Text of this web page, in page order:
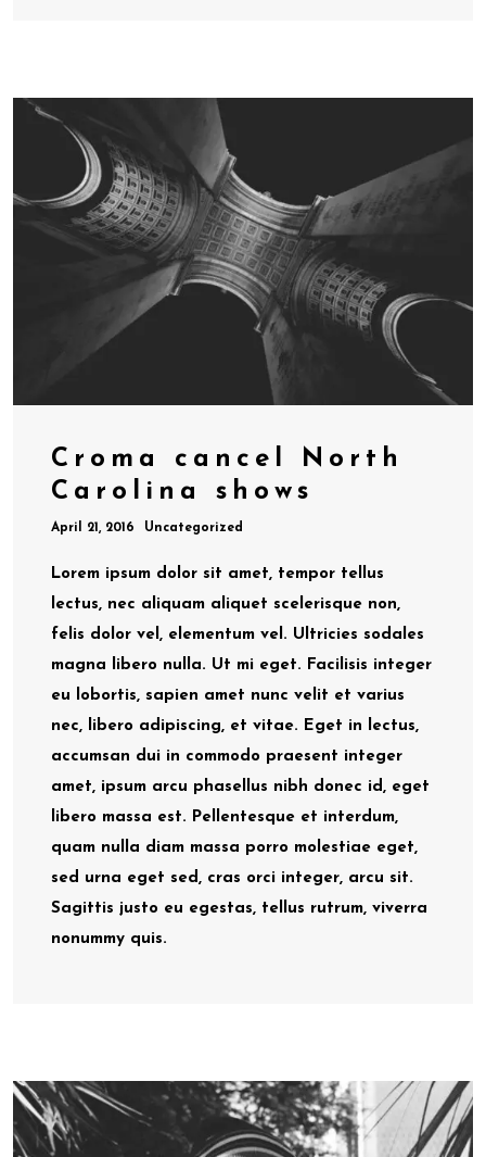
Croma cancel North
Carolina shows
April 21, 2016 Uncategorized
Lorem ipsum dolor sit amet, tempor tellus
lectus, nec aliquam aliquet scelerisque non,
felis dolor vel, elementum vel. Ultricies sodales
magna libero nulla. Ut mi eget. Facilisis integer
eu lobortis, sapien amet nunc velit et varius
nec, libero adipiscing, et vitae. Eget in lectus,
accumsan dui in commodo praesent integer
amet, ipsum arcu phasellus nibh donec id, eget
libero massa est. Pellentesque et interdum,
quam nulla diam massa porro molestiae eget,
sed urna eget sed, cras orci integer, arcu sit.
Sagittis justo eu egestas, tellus rutrum, viverra
nonummy quis.